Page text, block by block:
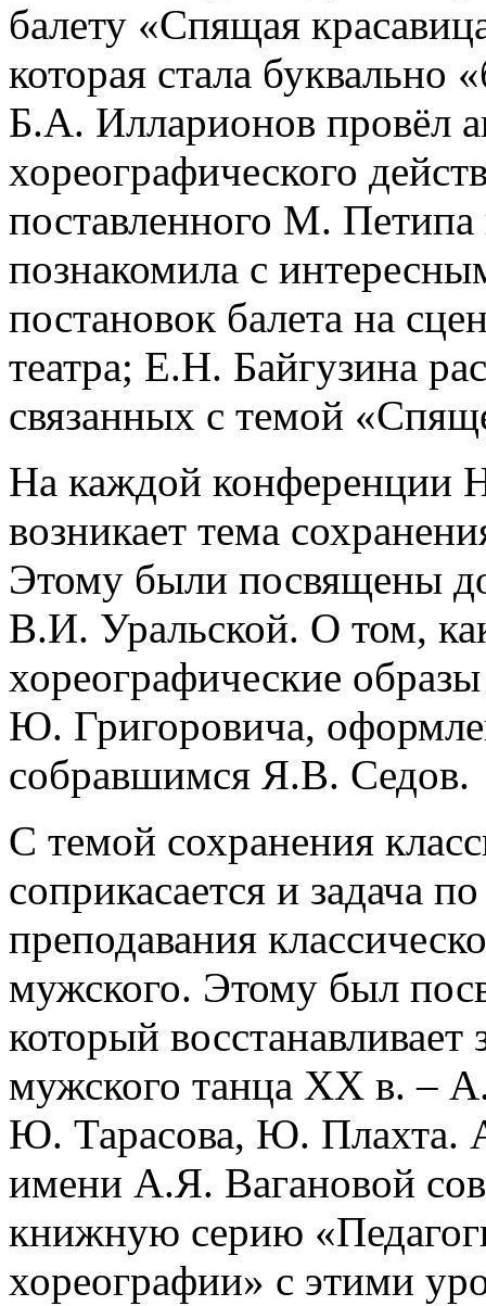
балету «Спящая
которая стала буквально
Б.А. Илларионов провёл
хореографического
поставленного М.
познакомила с
постановок балета на
театра; Е.Н. Байгузина
связанных с темой
На каждой конференции
возникает тема
Этому были посвящены
В.И. Уральской. О том,
хореографические
Ю. Григоровича,
собравшимся Я.В. Седов.
С темой сохранения
соприкасается и задача
преподавания
мужского. Этому был
который восстанавливает
мужского танца XX в. –
Ю. Тарасова, Ю. Плахта.
имени А.Я. Вагановой
книжную серию
хореографии» с этими